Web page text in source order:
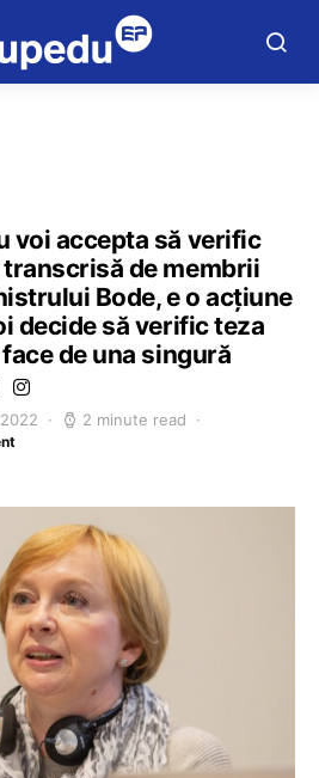
voi accepta să verific
de membrii
Bode, e o acțiune
decide să verific teza
de una singură
2 minute read